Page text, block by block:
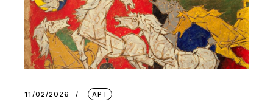
11/02/2026 АРТ